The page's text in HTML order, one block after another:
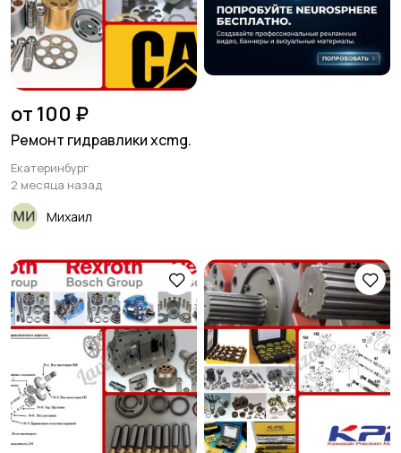
от 100 ₽
Ремонт гидравлики xcmg.
Екатеринбург
2 месяца назад
Михаил